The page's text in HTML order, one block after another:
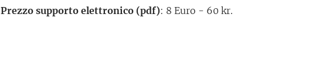
Prezzo supporto elettronico (pdf): 8 Euro - 60 kr.